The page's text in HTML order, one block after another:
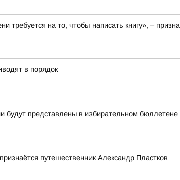
требуется на то, чтобы написать книгу», –
в порядок
будут представлены в избирательном
путешественник Александр Пластков